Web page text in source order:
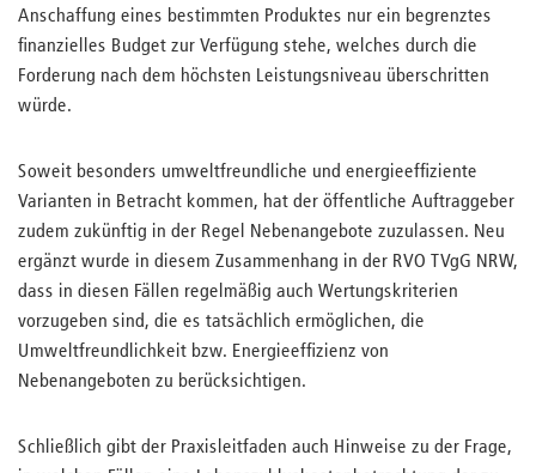
Anschaffung eines bestimmten Produktes nur ein begrenztes
finanzielles Budget zur Verfügung stehe, welches durch die
Forderung nach dem höchsten Leistungsniveau überschritten
würde.
Soweit besonders umweltfreundliche und energieeffiziente
Varianten in Betracht kommen, hat der öffentliche Auftraggeber
zudem zukünftig in der Regel Nebenangebote zuzulassen. Neu
ergänzt wurde in diesem Zusammenhang in der RVO TVgG NRW,
dass in diesen Fällen regelmäßig auch Wertungskriterien
vorzugeben sind, die es tatsächlich ermöglichen, die
Umweltfreundlichkeit bzw. Energieeffizienz von
Nebenangeboten zu berücksichtigen.
Schließlich gibt der Praxisleitfaden auch Hinweise zu der Frage,